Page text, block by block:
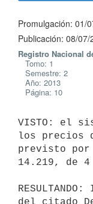
Promulgación: 01/
Publicación: 08/07/
Registro Nacional
Tomo: 1
Semestre: 2
Año: 2013
Página: 10
VISTO: el
los precios
previsto por
14.219, de